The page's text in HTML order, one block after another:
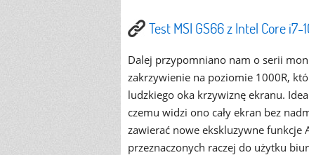
Test MSI GS66 z Intel Core
Dalej przypomniano nam o serii
zakrzywienie na poziomie 1000R,
ludzkiego oka krzywiznę ekranu.
czemu widzi ono cały ekran bez
zawierać nowe ekskluzywne funkcje
przeznaczonych raczej do użytku